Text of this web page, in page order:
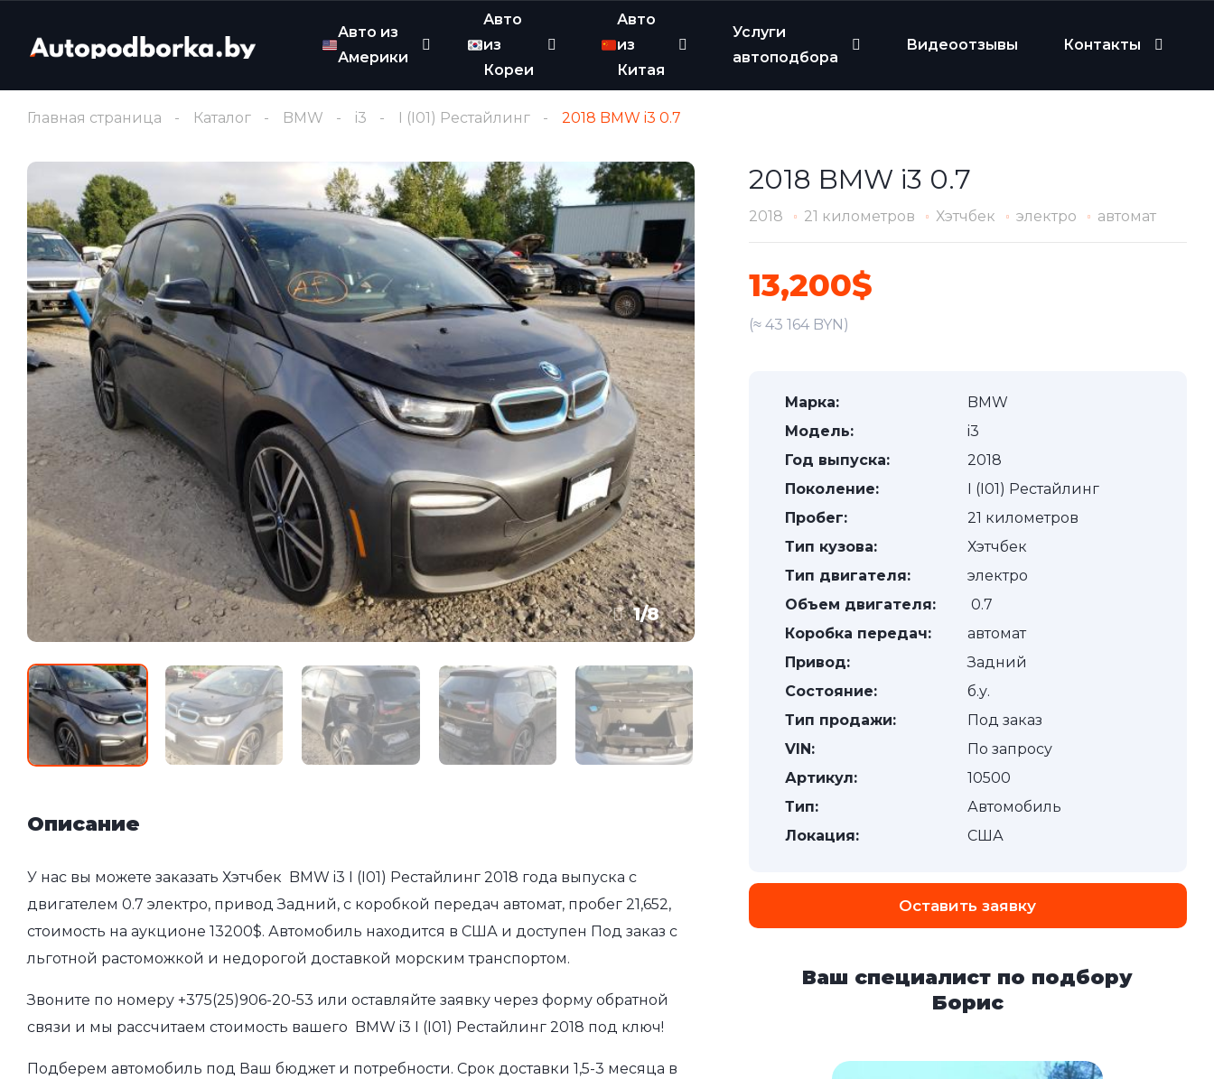
Авто из
Америки
Авто
из
Кореи
Авто
из
Китая
Услуги
автоподбора
Видеоотзывы Контакты
Главная страница Каталог BMW i3 I (I01) Рестайлинг 2018 BMW i3 0.7
1/8
Описание
У нас вы можете заказать Хэтчбек BMW i3 I (I01) Рестайлинг 2018 года выпуска с
двигателем 0.7 электро, привод Задний, с коробкой передач автомат, пробег 21,652,
стоимость на аукционе 13200$. Автомобиль находится в США и доступен Под заказ с
льготной растоможкой и недорогой доставкой морским транспортом.
Звоните по номеру +375(25)906-20-53 или оставляйте заявку через форму обратной
связи и мы рассчитаем стоимость вашего BMW i3 I (I01) Рестайлинг 2018 под ключ!
Подберем автомобиль под Ваш бюджет и потребности. Срок доставки 1,5-3 месяца в
2018 BMW i3 0.7
2018 21 километров Хэтчбек электро автомат
13,200$
(≈ 43 164 BYN)
Марка:
BMW
Модель:
i3
Год выпуска:
2018
Поколение:
I (I01) Рестайлинг
Пробег:
21 километров
Тип кузова:
Хэтчбек
Тип двигателя:
электро
Объем двигателя:
0.7
Коробка передач:
автомат
Привод:
Задний
Состояние:
б.у.
Тип продажи:
Под заказ
VIN:
По запросу
Артикул:
10500
Тип:
Автомобиль
Локация:
США
Оставить заявку
Ваш специалист по подбору
Борис